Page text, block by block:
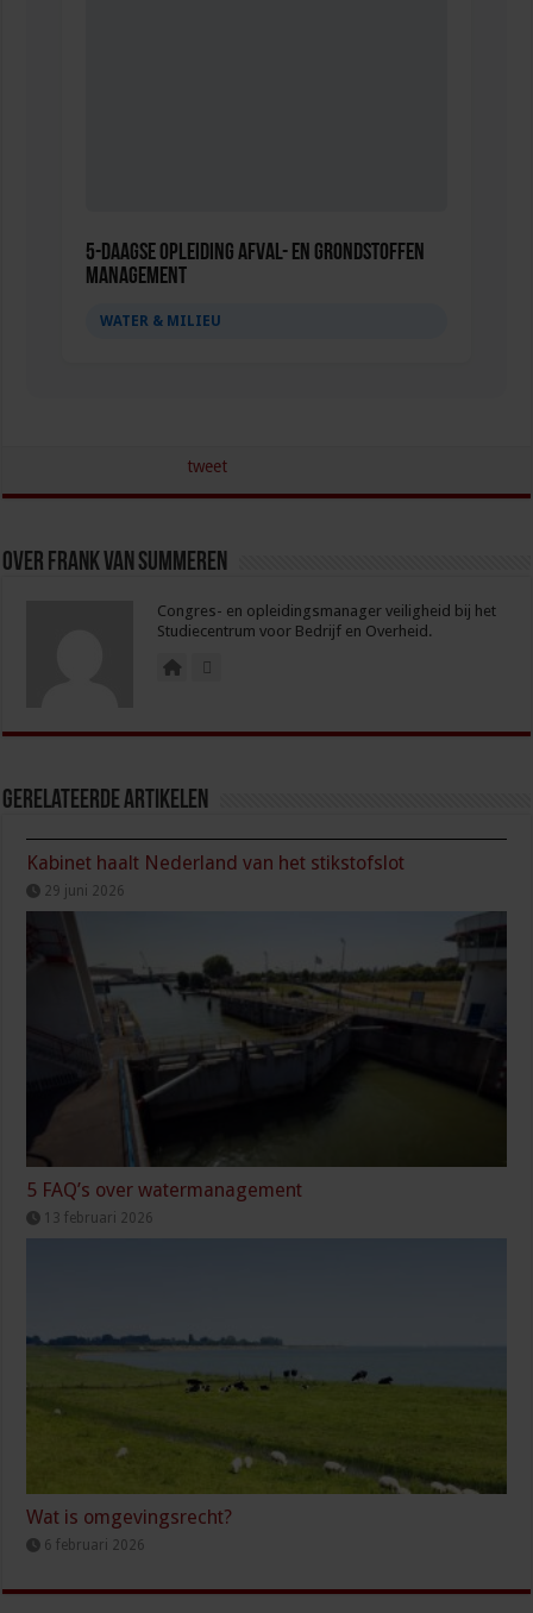
5-daagse opleiding Afval- en Grondstoffen
management
WATER & MILIEU
tweet
Over Frank van Summeren
Congres- en opleidingsmanager veiligheid bij het
Studiecentrum voor Bedrijf en Overheid.
Gerelateerde Artikelen
Kabinet haalt Nederland van het stikstofslot
29 juni 2026
5 FAQ’s over watermanagement
13 februari 2026
Wat is omgevingsrecht?
6 februari 2026